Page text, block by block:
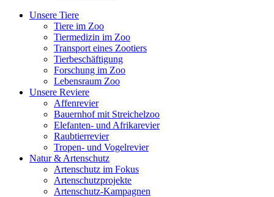
Unsere Tiere
Tiere im Zoo
Tiermedizin im Zoo
Transport eines Zootiers
Tierbeschäftigung
Forschung im Zoo
Lebensraum Zoo
Unsere Reviere
Affenrevier
Bauernhof mit Streichelzoo
Elefanten- und Afrikarevier
Raubtierrevier
Tropen- und Vogelrevier
Natur & Artenschutz
Artenschutz im Fokus
Artenschutzprojekte
Artenschutz-Kampagnen